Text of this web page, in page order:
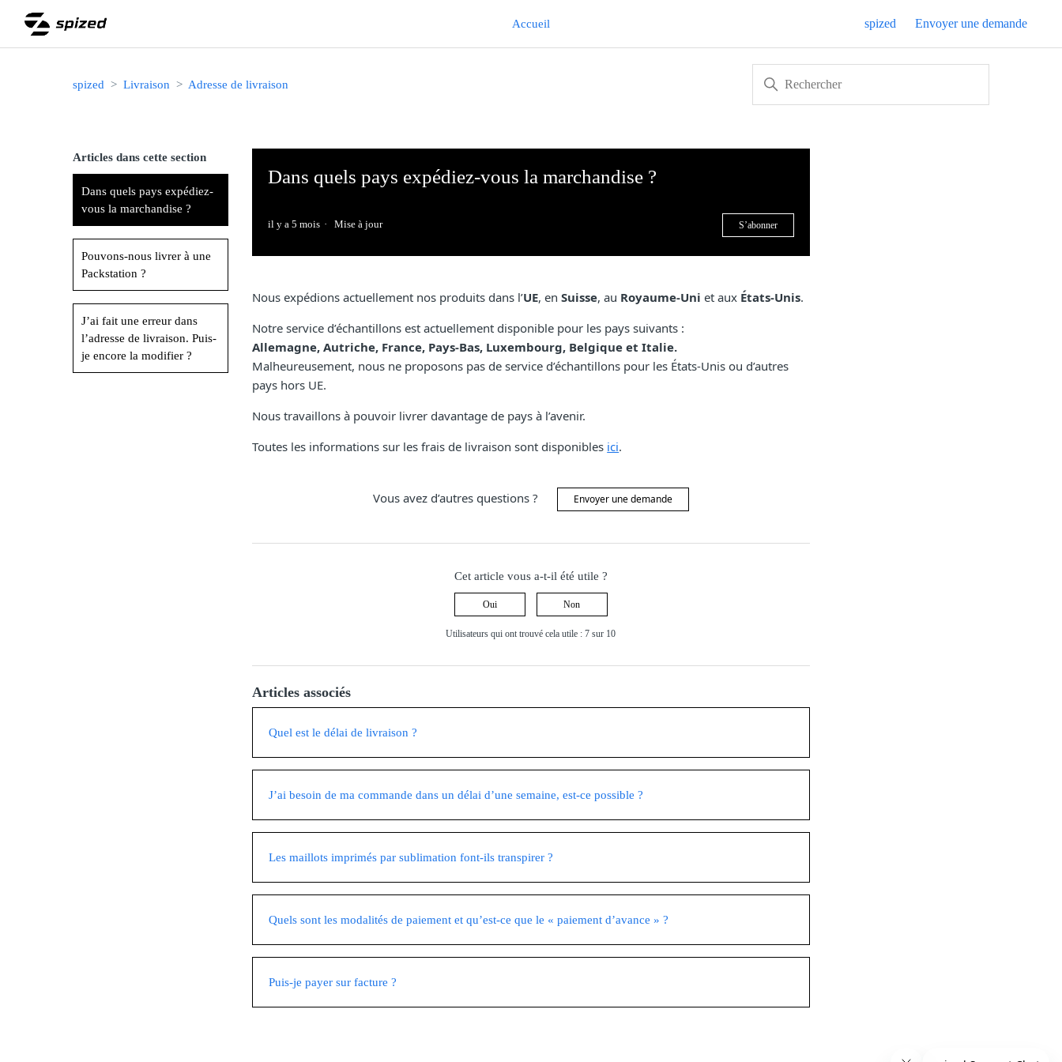
Accueil spized Envoyer une demande
spized Livraison Adresse de livraison
Articles dans cette section
Dans quels pays expédiez-
vous la marchandise ?
Pouvons-nous livrer à une
Packstation ?
J’ai fait une erreur dans
l’adresse de livraison. Puis-
je encore la modifier ?
Dans quels pays expédiez-vous la marchandise ?
il y a 5 mois Mise à jour S’abonner
Nous expédions actuellement nos produits dans l’UE, enSuisse, au Royaume-Uni et aux États-Unis.
Notre service d’échantillons est actuellement disponible pour les pays suivants :
Allemagne, Autriche, France, Pays-Bas, Luxembourg, Belgique et Italie.
Malheureusement, nous ne proposons pas de service d’échantillons pour les États-Unis ou d’autres
pays hors UE.
Nous travaillons à pouvoir livrer davantage de pays à l’avenir.
Toutes les informations sur les frais de livraison sont disponibles ici.
Vous avez d’autres questions ? Envoyer une demande
Cet article vous a-t-il été utile ?
Oui Non
Utilisateurs qui ont trouvé cela utile : 7 sur 10
Articles associés
Quel est le délai de livraison ?
J’ai besoin de ma commande dans un délai d’une semaine, est-ce possible ?
Les maillots imprimés par sublimation font-ils transpirer ?
Quels sont les modalités de paiement et qu’est-ce que le « paiement d’avance » ?
Puis-je payer sur facture ?